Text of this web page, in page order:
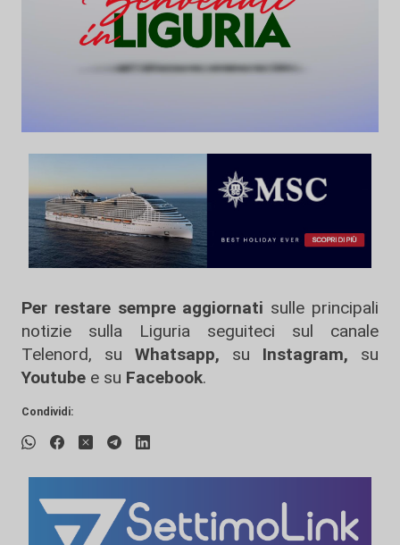
Per restare sempre aggiornati sulle principali
notizie sulla Liguria seguiteci sul canale
Telenord, su
Whatsapp, su Instagram, su
Youtube e su Facebook.
Condividi: